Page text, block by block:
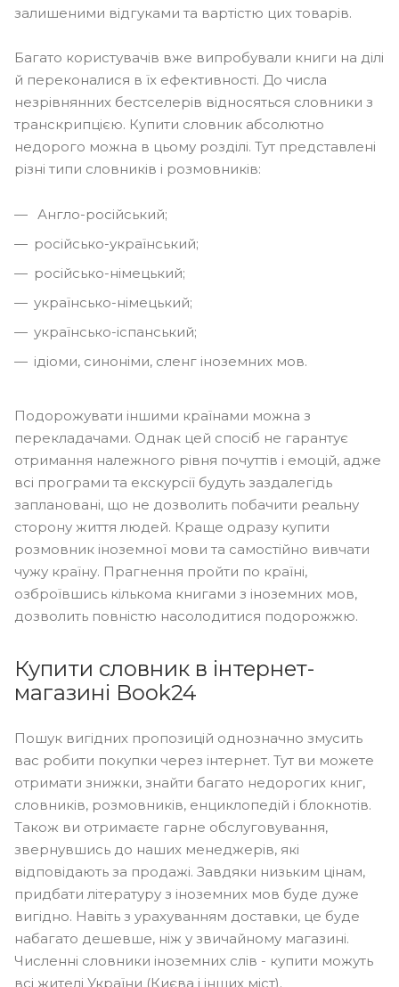
залишеними відгуками та вартістю цих товарів.
Багато користувачів вже випробували книги на ділі
й переконалися в їх ефективності. До числа
незрівнянних бестселерів відносяться словники з
транскрипцією. Купити словник абсолютно
недорого можна в цьому розділі. Тут представлені
різні типи словників і розмовників:
Англо-російський;
російсько-український;
російсько-німецький;
українсько-німецький;
українсько-іспанський;
ідіоми, синоніми, сленг іноземних мов.
Подорожувати іншими країнами можна з
перекладачами. Однак цей спосіб не гарантує
отримання належного рівня почуттів і емоцій, адже
всі програми та екскурсії будуть заздалегідь
заплановані, що не дозволить побачити реальну
сторону життя людей. Краще одразу купити
розмовник іноземної мови та самостійно вивчати
чужу країну. Прагнення пройти по країні,
озброївшись кількома книгами з іноземних мов,
дозволить повністю насолодитися подорожжю.
Купити словник в інтернет-
магазині Book24
Пошук вигідних пропозицій однозначно змусить
вас робити покупки через інтернет. Тут ви можете
отримати знижки, знайти багато недорогих книг,
словників, розмовників, енциклопедій і блокнотів.
Також ви отримаєте гарне обслуговування,
звернувшись до наших менеджерів, які
відповідають за продажі. Завдяки низьким цінам,
придбати літературу з іноземних мов буде дуже
вигідно. Навіть з урахуванням доставки, це буде
набагато дешевше, ніж у звичайному магазині.
Численні словники іноземних слів - купити можуть
всі жителі України (Києва і інших міст).